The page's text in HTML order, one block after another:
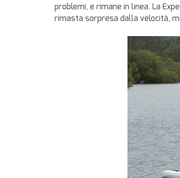
problemi, e rimane in linea. La
rimasta sorpresa dalla velocità,